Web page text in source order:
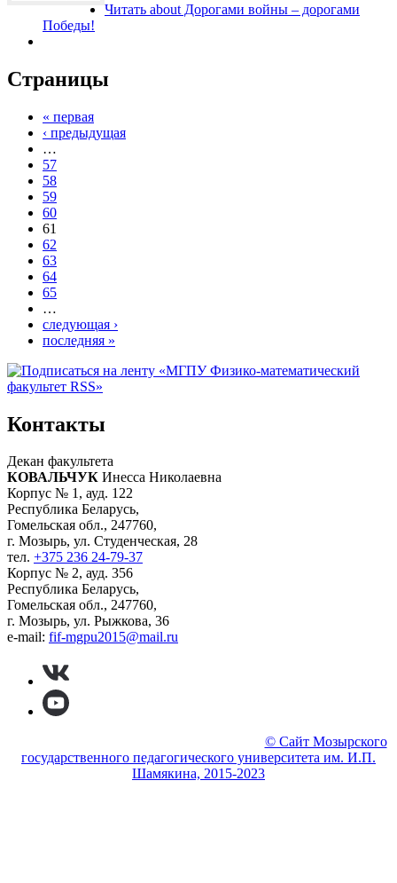
Читать about Дорогами войны – дорогами
Победы!
Страницы
« первая
‹ предыдущая
…
57
58
59
60
61
62
63
64
65
…
следующая ›
последняя »
Контакты
Декан факультета
КОВАЛЬЧУК Инесса Николаевна
Корпус № 1, ауд. 122
Республика Беларусь,
Гомельская обл., 247760,
г. Мозырь, ул. Студенческая, 28
тел. +375 236 24-79-37
Корпус № 2, ауд. 356
Республика Беларусь,
Гомельская обл., 247760,
г. Мозырь, ул. Рыжкова, 36
e-mail: fif-mgpu2015@mail.ru
© Сайт Мозырского
государственного педагогического университета им. И.П.
Шамякина, 2015-2023